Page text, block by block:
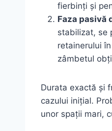
fierbinți și
Faza pasivă
stabilizat, se
retainerului
zâmbetul
Durata exactă și
cazului inițial.
unor spații mari,